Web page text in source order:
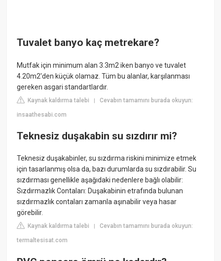
Tuvalet banyo kaç metrekare?
Mutfak için minimum alan 3.3m2 iken banyo ve tuvalet
4.20m2'den küçük olamaz. Tüm bu alanlar, karşılanması
gereken asgari standartlardır.
Kaynak kaldırma talebi |Cevabın tamamını burada okuyun:
insaathesabi.com
Teknesiz duşakabin su sızdırır mi?
Teknesiz duşakabinler, su sızdırma riskini minimize etmek
için tasarlanmış olsa da, bazı durumlarda su sızdırabilir. Su
sızdırması genellikle aşağıdaki nedenlere bağlı olabilir:
Sızdırmazlık Contaları: Duşakabinin etrafında bulunan
sızdırmazlık contaları zamanla aşınabilir veya hasar
görebilir.
Kaynak kaldırma talebi |Cevabın tamamını burada okuyun:
termaltesisat.com